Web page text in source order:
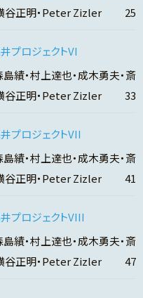
横谷正明・Peter Zizler 25
プロジェクトVI
績・村上達也・成木勇夫・斎
横谷正明・Peter Zizler 33
プロジェクトVII
績・村上達也・成木勇夫・斎
横谷正明・Peter Zizler 41
プロジェクトVIII
績・村上達也・成木勇夫・斎
横谷正明・Peter Zizler 47